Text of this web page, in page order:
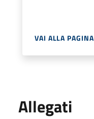
VAI ALLA PAGINA
Allegati